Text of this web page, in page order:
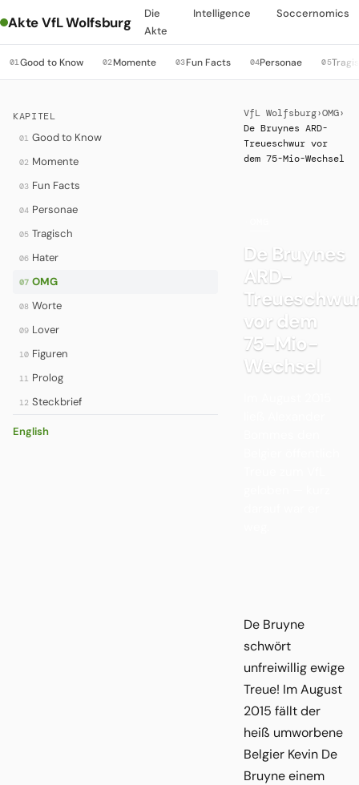
Akte VfL Wolfsburg
Die
Akte
Intelligence Soccernomics
01Good to Know 02Momente 03Fun Facts 04Personae 05
KAPITEL
01 Good to Know
02 Momente
03 Fun Facts
04 Personae
05 Tragisch
06 Hater
07 OMG
08 Worte
09 Lover
10 Figuren
11 Prolog
12 Steckbrief
English
VfL Wolfsburg›OMG›
De Bruynes ARD-
Treueschwur vor
dem 75-Mio-Wechsel
De Bruynes
ARD-
vor dem
75-Mio-
Wechsel
De Bruyne
schwört
unfreiwillig ewige
Treue! Im August
2015 fällt der
heiß umworbene
Belgier Kevin De
Bruyne einem